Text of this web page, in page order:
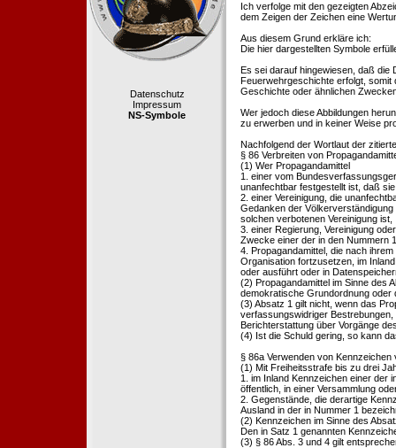
Datenschutz
Impressum
NS-Symbole
Ich verfolge mit den gezeigten
dem Zeigen der Zeichen eine
Aus diesem Grund erkläre ich:
Die hier dargestellten Symbole
Es sei darauf hingewiesen, daß die
Feuerwehrgeschichte erfolgt,
Geschichte oder ähnlichen
Wer jedoch diese Abbildungen
zu erwerben und in keiner Weise
Nachfolgend der Wortlaut der
§ 86 Verbreiten von
(1) Wer Propagandamittel
1. einer vom
unanfechtbar festgestellt ist, daß
2. einer Vereinigung, die
Gedanken der
solchen verbotenen Vereinigung ist,
3. einer Regierung, Vereinigung
Zwecke einer der in den Nummern
4. Propagandamittel, die nach
Organisation fortzusetzen, im
oder ausführt oder in
(2) Propagandamittel im Sinne des
demokratische Grundordnung oder
(3) Absatz 1 gilt nicht, wenn das
verfassungswidriger
Berichterstattung über Vorgänge
(4) Ist die Schuld gering, so kann
§ 86a Verwenden von
(1) Mit Freiheitsstrafe bis zu drei
1. im Inland Kennzeichen einer der
öffentlich, in einer Versammlung
2. Gegenstände, die derartige
Ausland in der in Nummer 1
(2) Kennzeichen im Sinne des
Den in Satz 1 genannten
(3) § 86 Abs. 3 und 4 gilt